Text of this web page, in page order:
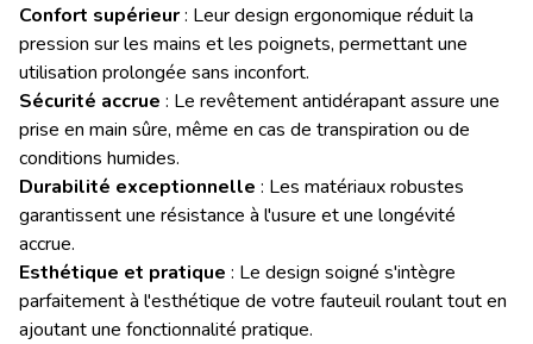
Confort supérieur: Leur design ergonomique réduit la
pression sur les mains et les poignets, permettant une
utilisation prolongée sans inconfort.
Sécurité accrue : Le revêtement antidérapant assure une
prise en main sûre, même en cas de transpiration ou de
conditions humides.
Durabilité exceptionnelle : Les matériaux robustes
garantissent une résistance à l'usure et une longévité
accrue.
Esthétique et pratique : Le design soigné s'intègre
parfaitement à l'esthétique de votre fauteuil roulant tout en
ajoutant une fonctionnalité pratique.